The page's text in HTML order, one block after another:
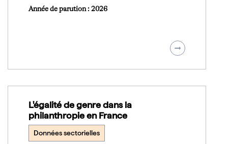
Année de parution : 2026
L'égalité de genre dans la
philanthropie en France
Données sectorielles